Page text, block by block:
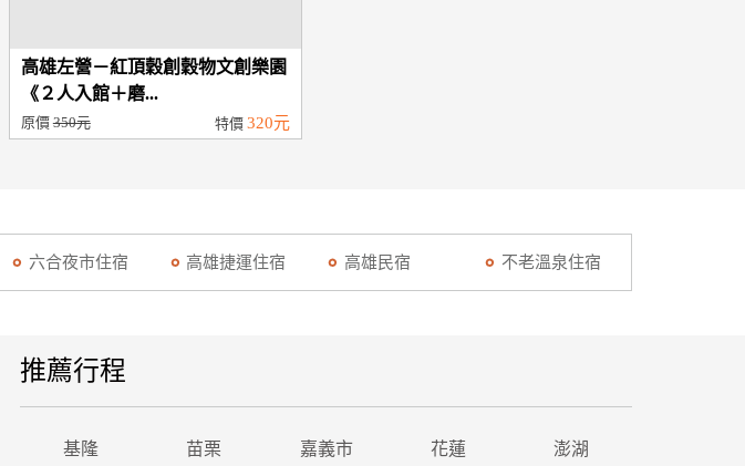
高雄左營－紅頂穀創穀物文創樂園
《２人入館＋磨...
原價350元 特價320元
六合夜市住宿 高雄捷運住宿 高雄民宿 不老溫泉住宿
推薦行程
基隆 苗栗 嘉義市 花蓮 澎湖